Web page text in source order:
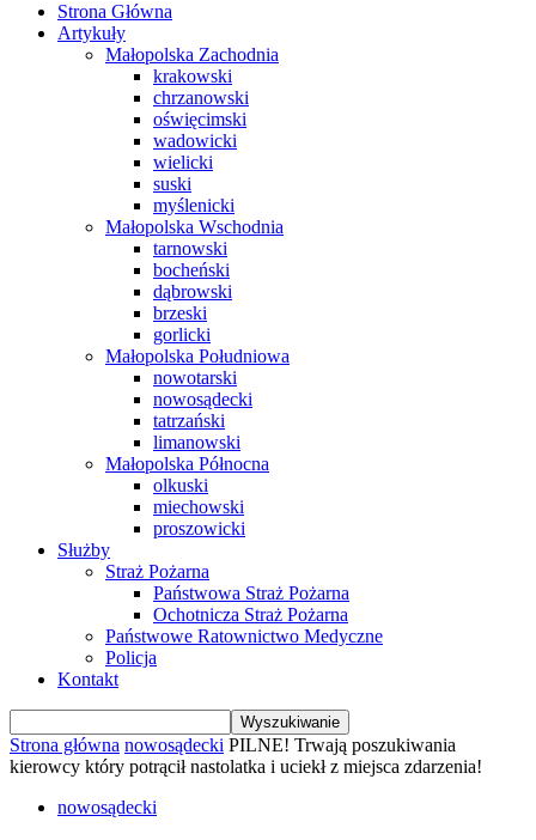
Strona Główna
Artykuły
Małopolska Zachodnia
krakowski
chrzanowski
oświęcimski
wadowicki
wielicki
suski
myślenicki
Małopolska Wschodnia
tarnowski
bocheński
dąbrowski
brzeski
gorlicki
Małopolska Południowa
nowotarski
nowosądecki
tatrzański
limanowski
Małopolska Północna
olkuski
miechowski
proszowicki
Służby
Straż Pożarna
Państwowa Straż Pożarna
Ochotnicza Straż Pożarna
Państwowe Ratownictwo Medyczne
Policja
Kontakt
Strona główna nowosądecki PILNE! Trwają poszukiwania
kierowcy który potrącił nastolatka i uciekł z miejsca zdarzenia!
nowosądecki